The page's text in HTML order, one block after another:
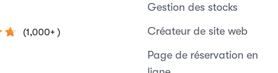
(1,000+ )
Gestion des stocks
Créateur de site web
Page de réservation en